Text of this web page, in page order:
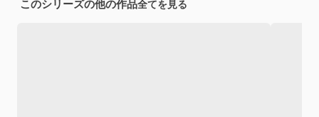
このシリーズの他の作品全てを見る